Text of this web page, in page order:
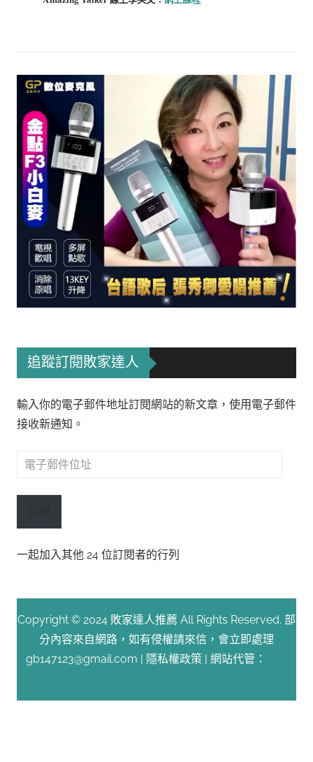
追蹤訂閱敗家達人
輸入你的電子郵件地址訂閱網站的新文章，使用電子郵件
接收新通知。
電
郵
址
一起加入其他 24 位訂閱者的行列
Copyright © 2024 敗家達人推薦 All Rights Reserved. 部
分內容來自網路，如有侵權請來信，會立即處理
gb147123@gmail.com | 隱私權政策 | 網站代管：